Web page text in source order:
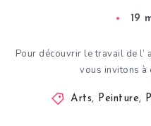
19
Pour découvrir le travail de l’
vous invitons à
Arts, Peinture,